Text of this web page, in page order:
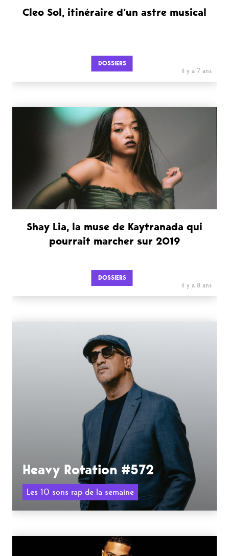
Cleo Sol, itinéraire d’un astre musical
DOSSIERS
il y a 7 ans
Shay Lia, la muse de Kaytranada qui
pourrait marcher sur 2019
DOSSIERS
il y a 8 ans
Heavy Rotation #572
Les 10 sons rap de la semaine